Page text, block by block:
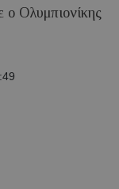
ο Ολυμπιονίκης